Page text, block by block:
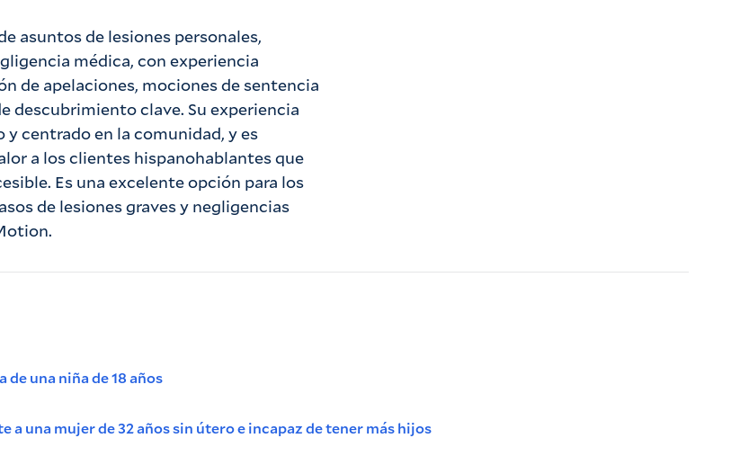
asuntos de lesiones personales,
médica, con experiencia
de apelaciones, mociones de sentencia
descubrimiento clave. Su experiencia
centrado en la comunidad, y es
a los clientes hispanohablantes que
Es una excelente opción para los
de lesiones graves y negligencias
una niña de 18 años
una mujer de 32 años sin útero e incapaz de tener más hijos